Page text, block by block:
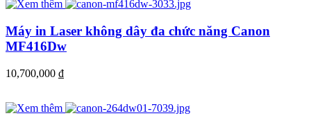
Máy in Laser không dây đa chức năng Canon
MF416Dw
10,700,000 đ